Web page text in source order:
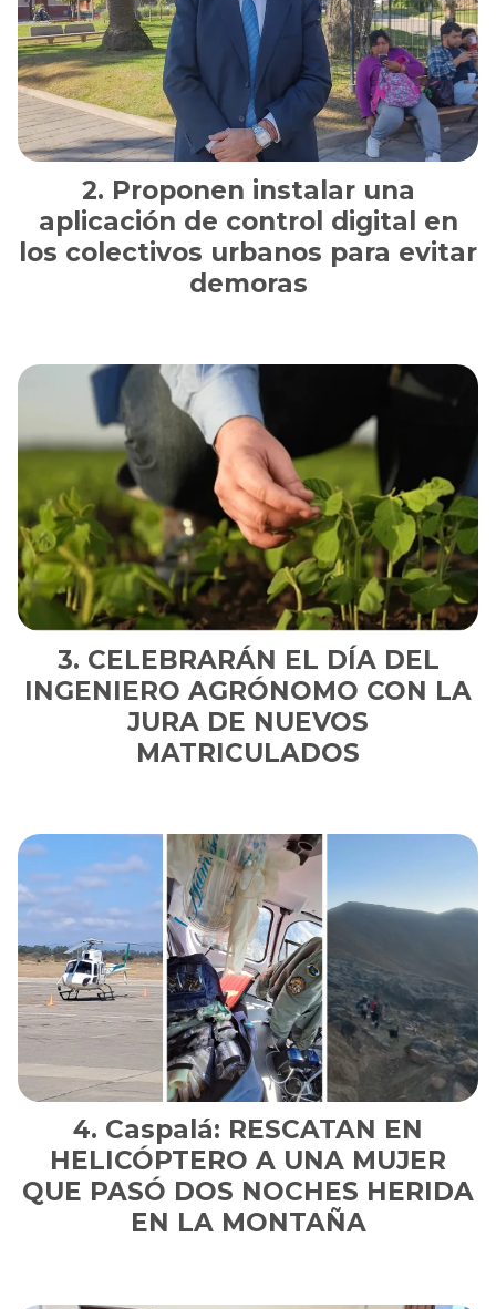
Proponen instalar una
aplicación de control digital en
los colectivos urbanos para evitar
demoras
CELEBRARÁN EL DÍA DEL
INGENIERO AGRÓNOMO CON LA
JURA DE NUEVOS
MATRICULADOS
Caspalá: RESCATAN EN
HELICÓPTERO A UNA MUJER
QUE PASÓ DOS NOCHES HERIDA
EN LA MONTAÑA